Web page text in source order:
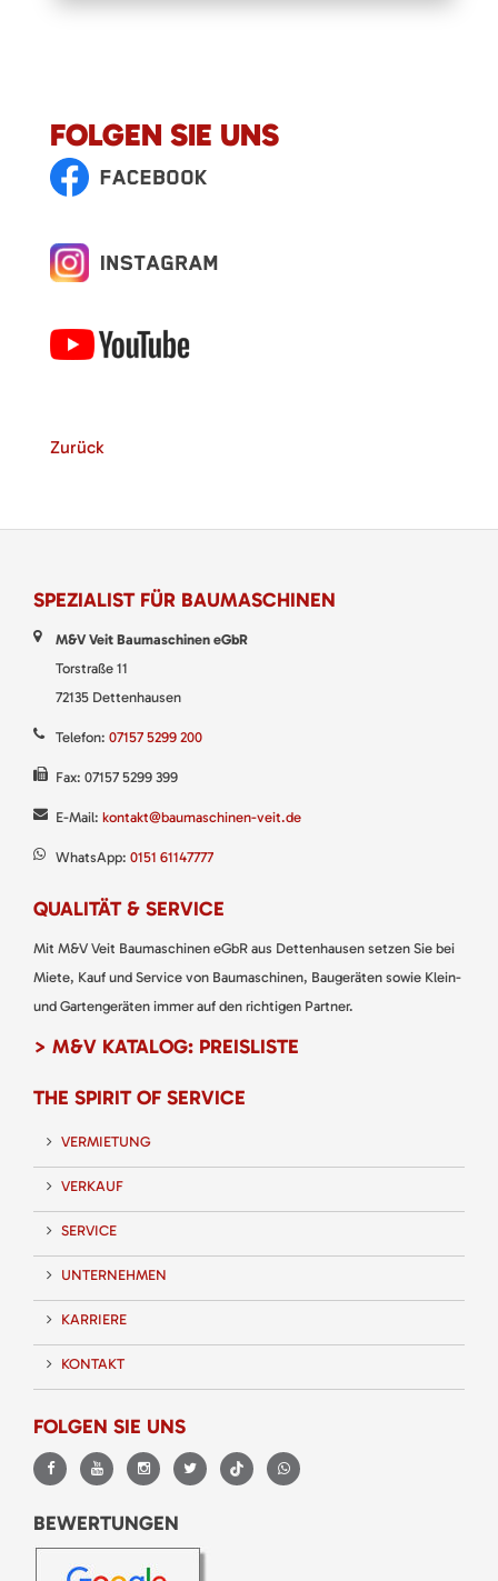
FOLGEN SIE UNS
Zurück
SPEZIALIST FÜR BAUMASCHINEN
M&V Veit Baumaschinen eGbR
Torstraße 11
72135 Dettenhausen
Telefon: 07157 5299 200
Fax: 07157 5299 399
E-Mail: kontakt@baumaschinen-veit.de
WhatsApp: 0151 61147777
QUALITÄT & SERVICE
Mit M&V Veit Baumaschinen eGbR aus Dettenhausen setzen Sie bei
Miete, Kauf und Service von Baumaschinen, Baugeräten sowie Klein-
und Gartengeräten immer auf den richtigen Partner.
> M&V KATALOG: PREISLISTE
THE SPIRIT OF SERVICE
VERMIETUNG
VERKAUF
SERVICE
UNTERNEHMEN
KARRIERE
KONTAKT
FOLGEN SIE UNS
BEWERTUNGEN